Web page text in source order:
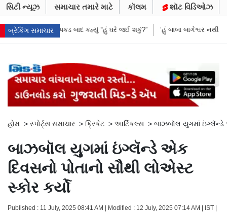
સિટી ન્યૂઝ સમાચાર તમારે માટે કૉલમ શૉટ વિડિઓઝ
બ્રેકિંગ સમાચાર
શકું?” ‘હું બાબા બાગેશ્વર નથી...’: IIT દિલ્હીમાં વિદ્યાર્થીઓ સાથે PM મોદીનો
હોમ > સ્પોર્ટ્સ સમાચાર > ક્રિકેટ > આર્ટિકલ્સ > બાઝબૉલ યુગમાં ઇંગ્લૅન્ડે
બાઝબૉલ યુગમાં ઇંગ્લૅન્ડે એક
દિવસનો પોતાનો સૌથી લોએસ્ટ
સ્કોર કર્યો
Published : 11 July, 2025 08:41 AM | Modified : 12 July, 2025 07:14 AM | IST |